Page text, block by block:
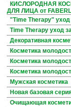
КИСЛОРОДНАЯ
ДЛЯ ЛИЦА от
"Time Therapy" уход
Time Therapy уход
Декоративная
Косметика
Косметика
Косметика
Мужская косметика
Новая базовая
Очищающая